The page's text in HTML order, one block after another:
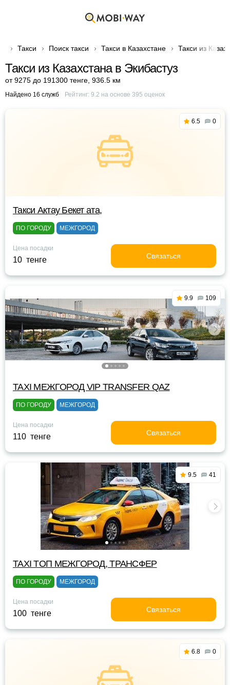
Такси Поиск такси Такси в Казахстане Такси из
Такси из Казахстана в Экибастуз
от 9275 до 191300 тенге 936.5 км
Найдено 16 служб Рейтинг: 9.2 на основе 395 оценок
6.5 0
Такси Актау Бекет ата,
ПО ГОРОДУ МЕЖГОРОД
Цена посадки
10 тенге Связаться
9.9 109
TAXI МЕЖГОРОД VIP TRANSFER QАZ
ПО ГОРОДУ МЕЖГОРОД
Цена посадки
110 тенге Связаться
9.5 41
TAXI TOП МЕЖГОРОД, ТРАНСФЕР
ПО ГОРОДУ МЕЖГОРОД
Цена посадки
100 тенге Связаться
6.8 0